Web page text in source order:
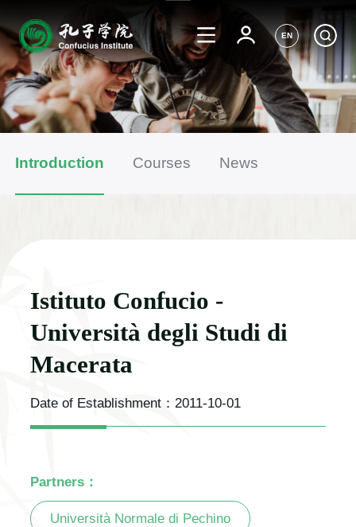
EN
Introduction Courses News
Istituto Confucio -
Università degli Studi di
Macerata
Date of Establishment： 2011-10-01
Partners：
Università Normale di Pechino